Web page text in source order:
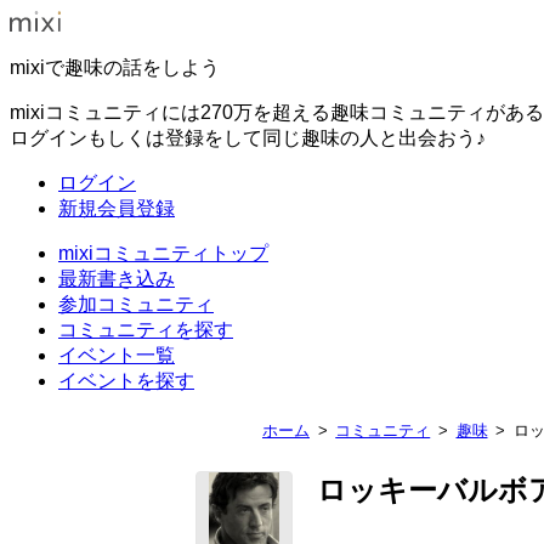
mixiで趣味の話をしよう
mixiコミュニティには270万を超える趣味コミュニティがある
ログインもしくは登録をして同じ趣味の人と出会おう♪
ログイン
新規会員登録
mixiコミュニティトップ
最新書き込み
参加コミュニティ
コミュニティを探す
イベント一覧
イベントを探す
ホーム コミュニティ 趣味 ロ
ロッキーバルボ